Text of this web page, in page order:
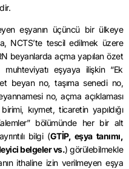
eşyanın üçüncü bir ülkeye
NCTS’te tescil edilmek üzere
beyanlarda açma yapılan özet
eşyaya ilişkin “Ek
beyan no, taşıma senedi no,
no, açma açıklaması
kıymet, ticaretin yapıldığı
bölümünde her bir alt
bilgi (GTİP, eşya tanımı,
belgeler vs.) görülebilmekle
ithaline izin verilmeyen eşya